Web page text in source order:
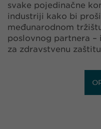
svake pojedinačne
industriji kako bi
međunarodnom
poslovnog partnera
za zdravstvenu